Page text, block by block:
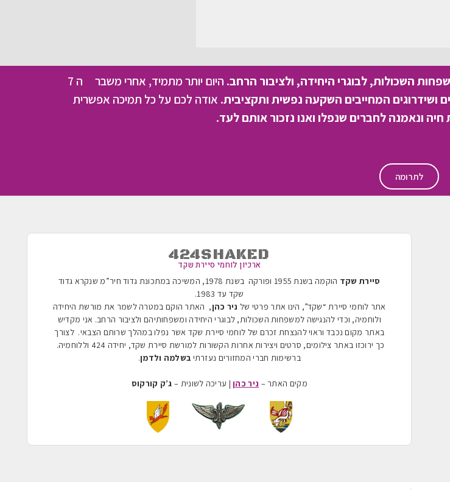
השכולות, לבוגרי היחידה, ולציבור הרחב.
היום יותר מתמיד, אחרי משבר ה 7
ושידרוגים המחייבים השקעה נפשית ותקציבית. אודה לכם על כל תמיכה אפשרית
חיה ונאמנה לחברים שנפלו ואנו נזכור אותם לעד.
לתרומה
424SHAKED
ארכיון לוחמי סיירת שקד
סיירת שקד
הוקמה בשנת 1955 ופורקה בשנת 1978, המשיכה במתכונת גדוד חיר”מ שנקרא גדוד
שקד עד 1983
.
אתר לוחמי סיירת “שקד”, הינו אתר פרטי של ניר כהן, האתר הוקם במטרה לשמר את מורשת היחידה
ולוחמיה, וכדי להנגישה למשפחות השכולות, לבוגרי היחידה ומשפחותיהם ולציבור הרחב. אני מקדיש
באתר מקום נכבד וראוי להנצחת זכרם של לוחמי סיירת שקד אשר נפלו במהלך שרותם הצבאי. לצורך
כך ירוכזו באתר צילומים, סרטים ויצירות אחרות הקשורות למורשת סיירת שקד, יחידה 424 וללוחמיה.
ברשימות חברי המחזורים נעזרתי בשלמה ולדמן.
מקים האתר – ניר כהן| עריכה לשונית – ג’ק קורקוס